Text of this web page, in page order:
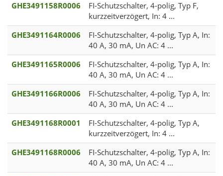
GHE3491158R0006
FI-Schutzschalter, 4-polig, Typ F,
kurzzeitverzögert, In: 4 ...
GHE3491164R0006
FI-Schutzschalter, 4-polig, Typ A, In:
40 A, 30 mA, Un AC: 4 ...
GHE3491165R0006
FI-Schutzschalter, 4-polig, Typ A, In:
40 A, 30 mA, Un AC: 4 ...
GHE3491166R0006
FI-Schutzschalter, 4-polig, Typ A, In:
40 A, 30 mA, Un AC: 4 ...
GHE3491168R0001
FI-Schutzschalter, 4-polig, Typ A,
kurzzeitverzögert, In: 4 ...
GHE3491168R0006
FI-Schutzschalter, 4-polig, Typ A, In:
40 A, 30 mA, Un AC: 4 ...